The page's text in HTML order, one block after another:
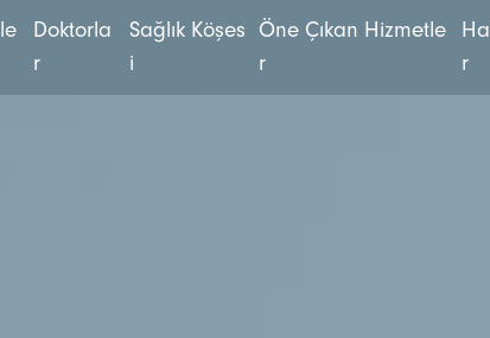
e
Doktorla
r
Sağ ık Köşes
i
Öne Çıkan Hizmetle
r
Ha
r